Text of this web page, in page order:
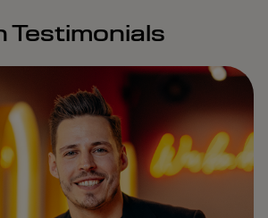
Testimonials